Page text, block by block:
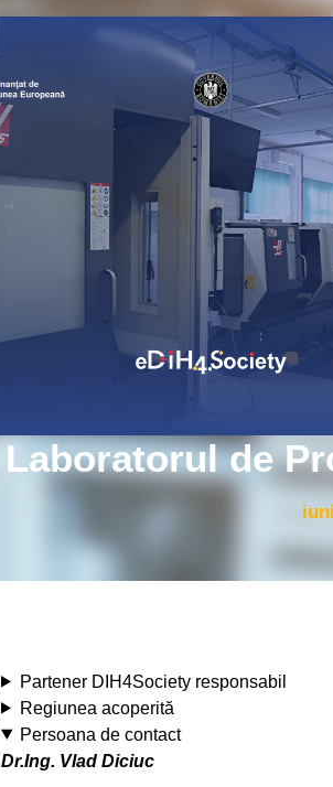
Laboratorul de
Partener DIH4Society responsabil
Regiunea acoperită
Persoana de contact
Dr.Ing. Vlad Diciuc